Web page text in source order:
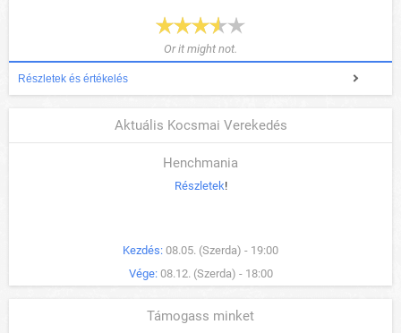
Or it might not.
Részletek és értékelés
Aktuális Kocsmai Verekedés
Henchmania
Részletek!
Kezdés: 08.05. (Szerda) - 19:00
Vége: 08.12. (Szerda) - 18:00
Támogass minket